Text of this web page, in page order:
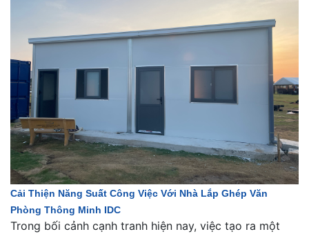
Cải Thiện Năng Suất Công Việc Với Nhà Lắp Ghép Văn
Phòng Thông Minh IDC
Trong bối cảnh cạnh tranh hiện nay, việc tạo ra một